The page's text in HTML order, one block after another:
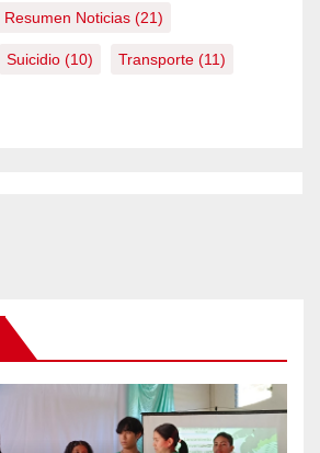
Resumen Noticias (21)
Suicidio (10) Transporte (11)